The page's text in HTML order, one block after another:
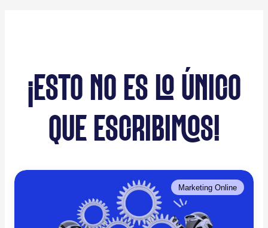
¡ESTO NO ES LO ÚNICO
QUE ESCRIBIMOS!
Marketing Online